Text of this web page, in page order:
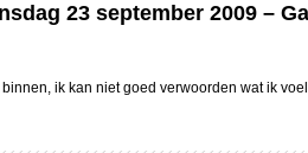
23 september 2009 –
ik kan niet goed verwoorden wat ik